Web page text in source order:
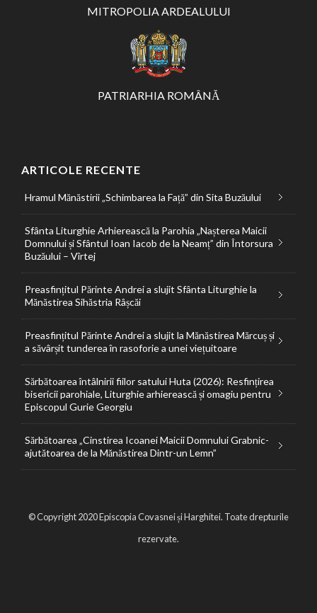
MITROPOLIA ARDEALULUI
PATRIARHIA ROMÂNĂ
ARTICOLE RECENTE
Hramul Mănăstirii „Schimbarea la Față” din Sita Buzăului
Sfânta Liturghie Arhierească la Parohia „Nașterea Maicii
Domnului și Sfântul Ioan Iacob de la Neamț” din Întorsura
Buzăului – Vîrtej
Preasfințitul Părinte Andrei a slujit Sfânta Liturghie la
Mănăstirea Sihăstria Râșcăi
Preasfințitul Părinte Andrei a slujit la Mănăstirea Mărcuș și
a săvârșit tunderea în rasoforie a unei viețuitoare
Sărbătoarea întâlnirii fiilor satului Huta (2026): Resfințirea
bisericii parohiale, Liturghie arhierească și omagiu pentru
Episcopul Gurie Georgiu
Sărbătoarea „Cinstirea Icoanei Maicii Domnului Grabnic-
ajutătoarea de la Mănăstirea Dintr-un Lemn”
© Copyright 2020 Episcopia Covasnei și Harghitei. Toate drepturile
rezervate.